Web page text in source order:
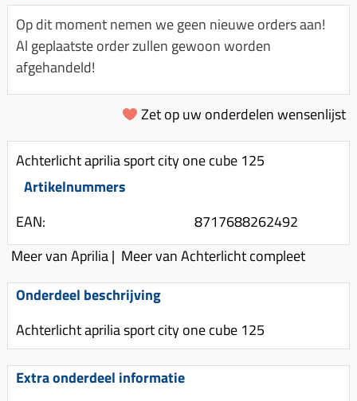
Spanningsregelaar
Toerenbegrenzer
Remlichtschakelaar
Luchtfilter (delen)
Luchtfilter deksel
Motor blokken
Membraan (delen)
Pakking (sets)
Vlotterbak pakking
Powerfilter
Schakel (delen)
Spruitstuk (delen)
Uitlaten compleet
Uitlaat bocht
Km teller kabel
Kickstart deksel
Kickstart ronsel
Schokbrekers
Spiegels
Stuur (delen)
Remblokken
Rem (delen)
Remhevels
Remsegmenten
Kinderzitje (scooter)
Olie-onderhoudsmiddelen
Oppakbeugel
Scooterhoezen
Scooter Kleding
Stickers
Stuurslot
Regenkleding
Vespa accessoires
Voordragers
Op dit moment nemen we geen nieuwe orders aan!
Al geplaatste order zullen gewoon worden
afgehandeld!
Zet op uw onderdelen wensenlijst
Achterlicht aprilia sport city one cube 125
Artikelnummers
EAN:
8717688262492
Meer van Aprilia| Meer van Achterlicht compleet
Onderdeel beschrijving
Achterlicht aprilia sport city one cube 125
Extra onderdeel informatie